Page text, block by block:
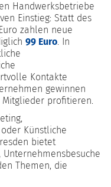
Handwerksbetriebe
Einstieg: Statt des
zahlen neue
99 Euro. In
Kontakte
gewinnen
profitieren.
Künstliche
bietet
Themen, die